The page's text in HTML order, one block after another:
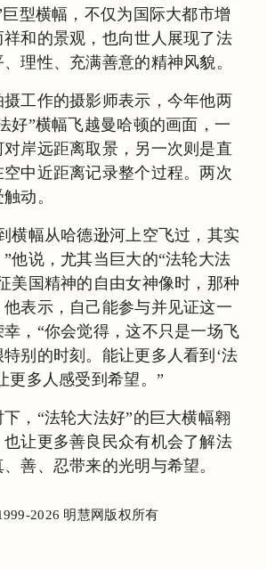
型横幅，不仅为国际大都市增
和的景观，也向世人展现了法
理性、充满善意的精神风貌。
工作的摄影师表示，今年他两
好”横幅飞越曼哈顿的画面，一
岸远距离取景，另一次则是直
中近距离记录整个过程。两次
动。
横幅从哈德逊河上空飞过，其实
他说，尤其当巨大的“法轮大法
美国精神的自由女神像时，那种
表示，自己能参与并见证这一
，“你会觉得，这不只是一场飞
别的时刻。能让更多人看到‘法
更多人感受到希望。”
，“法轮大法好”的巨大横幅翱
让更多善良民众有机会了解法
善、忍带来的光明与希望。
2026 明慧网版权所有